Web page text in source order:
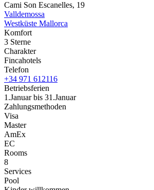
Cami Son Escanelles, 19
Valldemossa
Westküste Mallorca
Komfort
3 Sterne
Charakter
Fincahotels
Telefon
+34 971 612116
Betriebsferien
1.Januar bis 31.Januar
Zahlungsmethoden
Visa
Master
AmEx
EC
Rooms
8
Services
Pool